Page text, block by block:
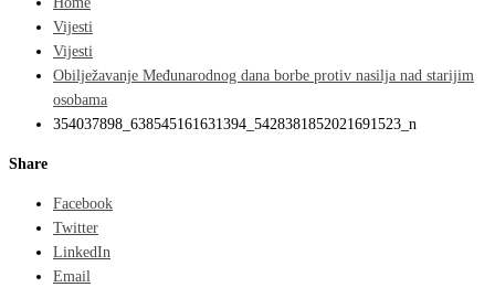
Vijesti
Vijesti
Obilježavanje Međunarodnog dana borbe protiv nasilja nad starijim
osobama
354037898_638545161631394_5428381852021691523_n
Share
Facebook
Twitter
LinkedIn
Email